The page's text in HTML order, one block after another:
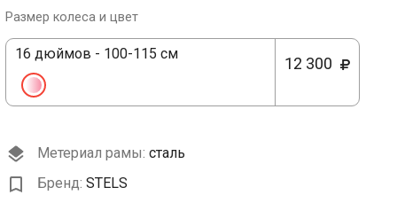
Размер колеса и цвет
16 дюймов - 100-115 см
12 300
Метериал рамы: сталь
Бренд: STELS